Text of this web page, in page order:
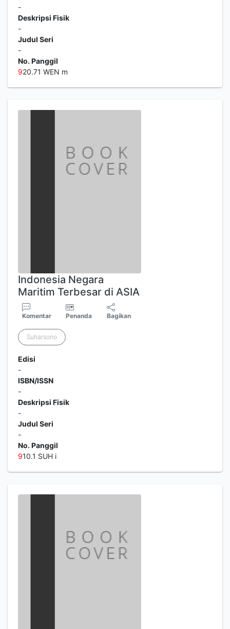
-
Deskripsi Fisik
-
Judul Seri
-
No. Panggil
920.71 WEN m
Indonesia Negara
Maritim Terbesar di ASIA
Komentar Penanda Bagikan
Suharsono
Edisi
-
ISBN/ISSN
-
Deskripsi Fisik
-
Judul Seri
-
No. Panggil
910.1 SUH i